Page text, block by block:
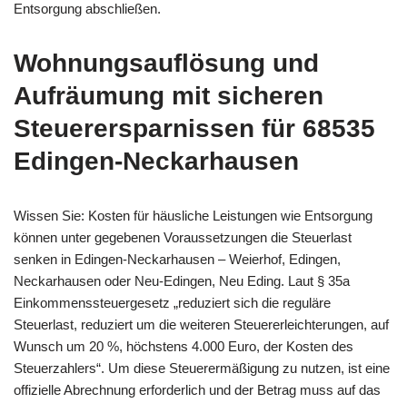
Entsorgung abschließen.
Wohnungsauflösung und
Aufräumung mit sicheren
Steuerersparnissen für 68535
Edingen-Neckarhausen
Wissen Sie: Kosten für häusliche Leistungen wie Entsorgung
können unter gegebenen Voraussetzungen die Steuerlast
senken in Edingen-Neckarhausen – Weierhof, Edingen,
Neckarhausen oder Neu-Edingen, Neu Eding. Laut § 35a
Einkommenssteuergesetz „reduziert sich die reguläre
Steuerlast, reduziert um die weiteren Steuererleichterungen, auf
Wunsch um 20 %, höchstens 4.000 Euro, der Kosten des
Steuerzahlers“. Um diese Steuerermäßigung zu nutzen, ist eine
offizielle Abrechnung erforderlich und der Betrag muss auf das